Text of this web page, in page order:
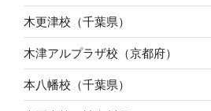
木更津校（千葉県）
木津アルプラザ校（京都府）
本八幡校（千葉県）